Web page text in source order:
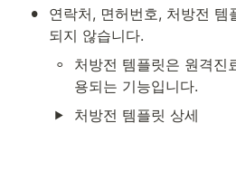
•
연락처, 면허번호, 처방전 템
되지 않습니다.
◦
처방전 템플릿은 원격진
용되는 기능입니다.
처방전 템플릿 상세